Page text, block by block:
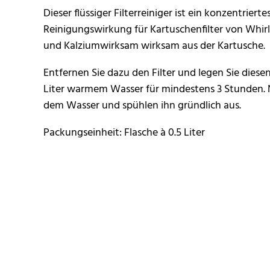
Dieser flüssiger Filterreiniger ist ein
Reinigungswirkung für Kartuschenfilter von
und Kalziumwirksam wirksam aus der Kartusche.
Entfernen Sie dazu den Filter und legen Sie
Liter warmem Wasser für mindestens 3
dem Wasser und spühlen ihn gründlich aus.
Packungseinheit: Flasche à 0.5 Liter